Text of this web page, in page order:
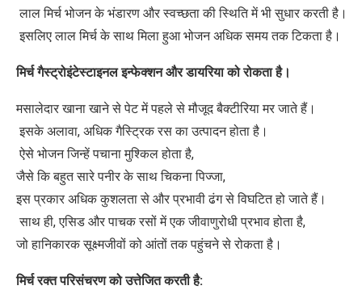
लाल मिर्च भोजन के भंडारण और स्वच्छता की स्थिति में भी सुधार करती है।
इसलिए लाल मिर्च के साथ मिला हुआ भोजन अधिक समय तक टिकता है।
मिर्च गैस्ट्रोइंटेस्टाइनल इन्फेक्शन और डायरिया को रोकता है।
मसालेदार खाना खाने से पेट में पहले से मौजूद बैक्टीरिया मर जाते हैं।
इसके अलावा, अधिक गैस्ट्रिक रस का उत्पादन होता है।
ऐसे भोजन जिन्हें पचाना मुश्किल होता है,
जैसे कि बहुत सारे पनीर के साथ चिकना पिज्जा,
इस प्रकार अधिक कुशलता से और प्रभावी ढंग से विघटित हो जाते हैं।
साथ ही, एसिड और पाचक रसों में एक जीवाणुरोधी प्रभाव होता है,
जो हानिकारक सूक्ष्मजीवों को आंतों तक पहुंचने से रोकता है।
मिर्च रक्त परिसंचरण को उत्तेजित करती है: